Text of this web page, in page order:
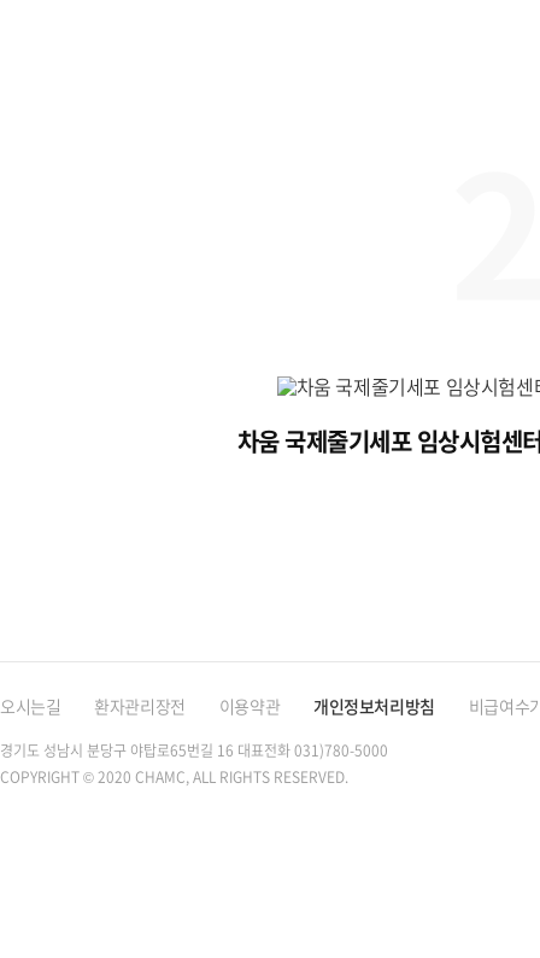
차움 국제줄기세포 임상시험센
오시는길 환자관리장전 이용약관 개인정보처리방침 비급여수
경기도 성남시 분당구 야탑로65번길 16 대표전화 031)780-5000
COPYRIGHT © 2020 CHAMC, ALL RIGHTS RESERVED.